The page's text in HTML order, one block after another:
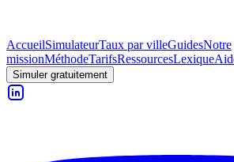
AccueilSimulateurTaux par villeGuidesNotre
missionMéthodeTarifsRessourcesLexique
Simuler gratuitement